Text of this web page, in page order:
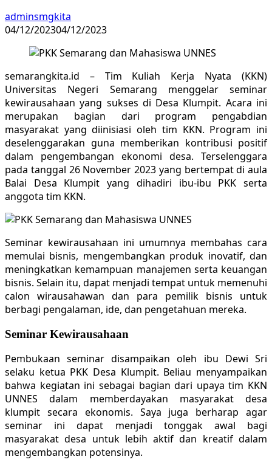
adminsmgkita
04/12/202304/12/2023
semarangkita.id – Tim Kuliah Kerja Nyata (KKN)
Universitas Negeri Semarang menggelar seminar
kewirausahaan yang sukses di Desa Klumpit. Acara ini
merupakan bagian dari program pengabdian
masyarakat yang diinisiasi oleh tim KKN. Program ini
deselenggarakan guna memberikan kontribusi positif
dalam pengembangan ekonomi desa. Terselenggara
pada tanggal 26 November 2023 yang bertempat di aula
Balai Desa Klumpit yang dihadiri ibu-ibu PKK serta
anggota tim KKN.
Seminar kewirausahaan ini umumnya membahas cara
memulai bisnis, mengembangkan produk inovatif, dan
meningkatkan kemampuan manajemen serta keuangan
bisnis. Selain itu, dapat menjadi tempat untuk memenuhi
calon wirausahawan dan para pemilik bisnis untuk
berbagi pengalaman, ide, dan pengetahuan mereka.
Seminar Kewirausahaan
Pembukaan seminar disampaikan oleh ibu Dewi Sri
selaku ketua PKK Desa Klumpit. Beliau menyampaikan
bahwa kegiatan ini sebagai bagian dari upaya tim KKN
UNNES dalam memberdayakan masyarakat desa
klumpit secara ekonomis. Saya juga berharap agar
seminar ini dapat menjadi tonggak awal bagi
masyarakat desa untuk lebih aktif dan kreatif dalam
mengembangkan potensinya.